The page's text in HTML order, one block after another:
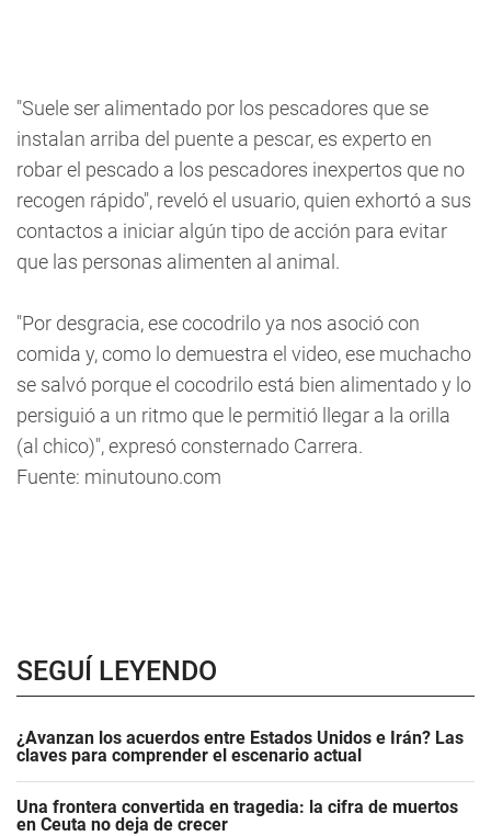
"Suele ser alimentado por los pescadores que se
instalan arriba del puente a pescar, es experto en
robar el pescado a los pescadores inexpertos que no
recogen rápido", reveló el usuario, quien exhortó a sus
contactos a iniciar algún tipo de acción para evitar
que las personas alimenten al animal.
"Por desgracia, ese cocodrilo ya nos asoció con
comida y, como lo demuestra el video, ese muchacho
se salvó porque el cocodrilo está bien alimentado y lo
persiguió a un ritmo que le permitió llegar a la orilla
(al chico)", expresó consternado Carrera.
Fuente: minutouno.com
SEGUÍ LEYENDO
¿Avanzan los acuerdos entre Estados Unidos e Irán? Las
claves para comprender el escenario actual
Una frontera convertida en tragedia: la cifra de muertos
en Ceuta no deja de crecer